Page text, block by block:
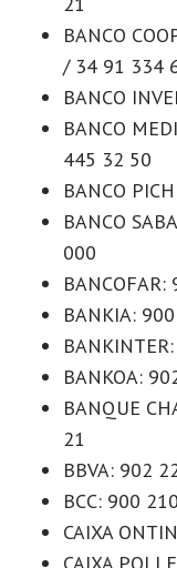
BANCO
/ 34 91 334
BANCO
BANCO
445 32 50
BANCO
BANCO
000
BANKIA:
BANKOA:
BANQUE
21
BBVA: 902
BCC: 900
CAIXA
CAIXA